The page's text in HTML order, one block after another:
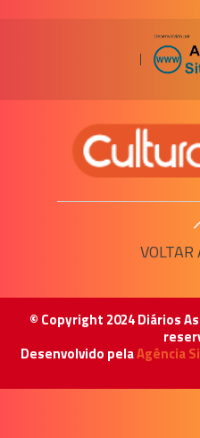
|
VOLTAR
© Copyright 2024 Diários
Desenvolvido pelaAgência